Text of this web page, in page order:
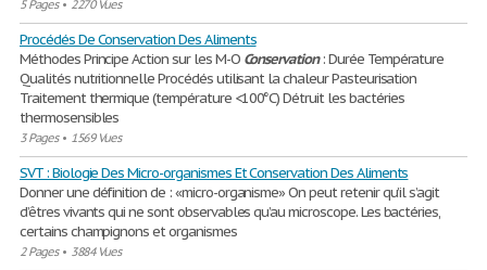
5 Pages• 2270 Vues
Procédés De Conservation Des Aliments
Méthodes Principe Action sur les M-O Conservation: Durée Température
Qualités nutritionnelle Procédés utilisant la chaleur Pasteurisation
Traitement thermique (température <100°C) Détruit les bactéries
thermosensibles
3 Pages• 1569 Vues
SVT : Biologie Des Micro-organismes Et Conservation Des Aliments
Donner une définition de : «micro-organisme» On peut retenir qu’il s’agit
d’êtres vivants qui ne sont observables qu’au microscope. Les bactéries,
certains champignons et organismes
2 Pages• 3884 Vues